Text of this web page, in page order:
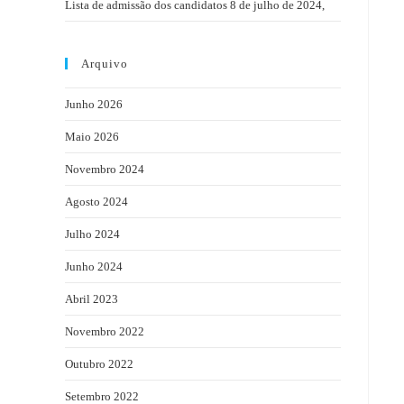
Lista de admissão dos candidatos 8 de julho de 2024,
Arquivo
Junho 2026
Maio 2026
Novembro 2024
Agosto 2024
Julho 2024
Junho 2024
Abril 2023
Novembro 2022
Outubro 2022
Setembro 2022